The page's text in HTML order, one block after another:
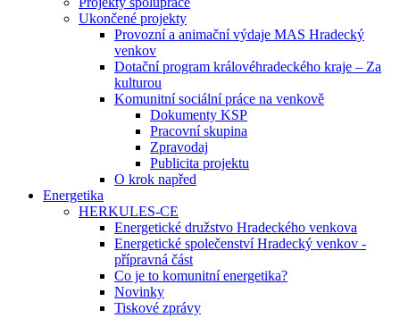
Ukončené projekty
Provozní a animační výdaje MAS Hradecký
venkov
Dotační program královéhradeckého kraje – Za
kulturou
Komunitní sociální práce na venkově
Dokumenty KSP
Pracovní skupina
Zpravodaj
Publicita projektu
O krok napřed
Energetika
HERKULES-CE
Energetické družstvo Hradeckého venkova
Energetické společenství Hradecký venkov -
přípravná část
Co je to komunitní energetika?
Novinky
Tiskové zprávy